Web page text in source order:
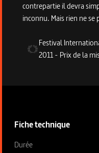
contrepartie il devra
inconnu. Mais rien ne
Festival
2011- Prix de la
Fiche technique
Fiche technique
Durée